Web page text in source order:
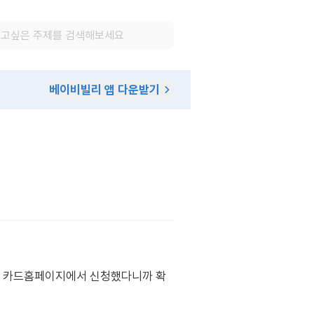
베이비빌리 앱 다운받기
드홈페이지에서 신청했다니까 확